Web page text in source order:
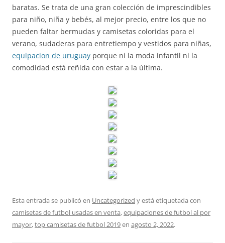
baratas. Se trata de una gran colección de imprescindibles
para niño, niña y bebés, al mejor precio, entre los que no
pueden faltar bermudas y camisetas coloridas para el
verano, sudaderas para entretiempo y vestidos para niñas,
equipacion de uruguay porque ni la moda infantil ni la
comodidad está reñida con estar a la última.
Esta entrada se publicó en Uncategorized y está etiquetada con
camisetas de futbol usadas en venta,equipaciones de futbol al por
mayor,top camisetas de futbol 2019en agosto 2, 2022.